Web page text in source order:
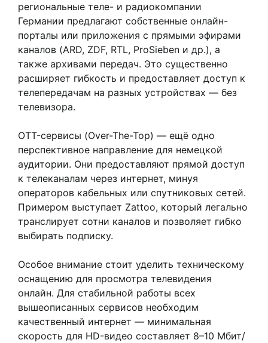
региональные теле- и радиокомпании
Германии предлагают собственные онлайн-
порталы или приложения с прямыми эфирами
каналов (ARD, ZDF, RTL, ProSieben и др.), а
также архивами передач. Это существенно
расширяет гибкость и предоставляет доступ к
телепередачам на разных устройствах — без
телевизора.
OTT-сервисы (Over-The-Top) — ещё одно
перспективное направление для немецкой
аудитории. Они предоставляют прямой доступ
к телеканалам через интернет, минуя
операторов кабельных или спутниковых сетей.
Примером выступает Zattoo, который легально
транслирует сотни каналов и позволяет гибко
выбирать подписку.
Особое внимание стоит уделить техническому
оснащению для просмотра телевидения
онлайн. Для стабильной работы всех
вышеописанных сервисов необходим
качественный интернет — минимальная
скорость для HD-видео составляет 8–10 Мбит/